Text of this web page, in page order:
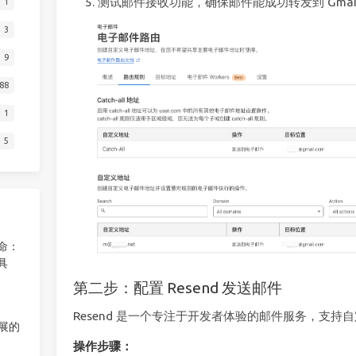
第二步：配置 Resend 发送邮件
Resend 是一个专注于开发者体验的邮件服务，支持
操作步骤：
3
9
1
5
：
的